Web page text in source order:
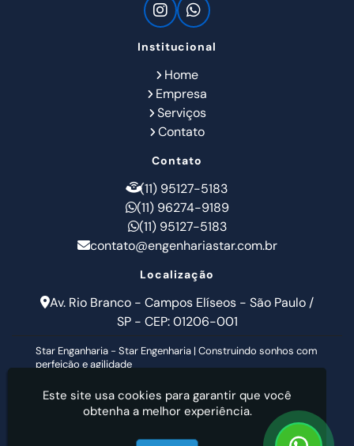
Institucional
Home
Empresa
Serviços
Contato
Contato
(11) 95127-5183
(11) 96274-9189
(11) 95127-5183
contato@engenhariastar.com.br
Localização
Av. Rio Branco - Campos Elíseos - São Paulo /
SP - CEP: 01206-001
Star Enganharia - Star Engenharia | Construindo sonhos com
perfeição e agilidade
Este site usa cookies para garantir que você
obtenha a melhor experiência.